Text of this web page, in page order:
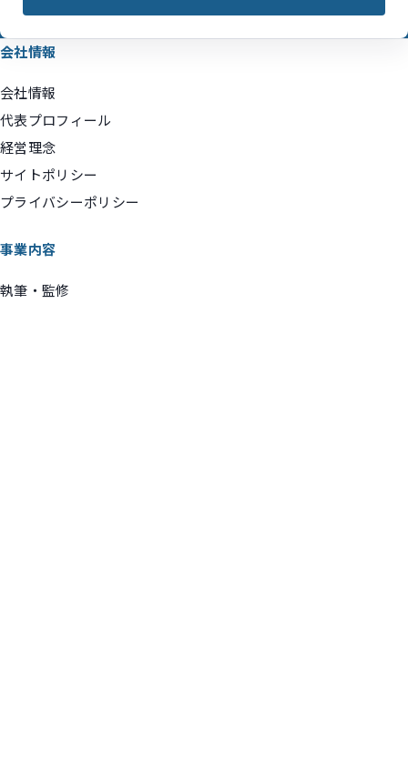
会社情報
会社情報
代表プロフィール
経営理念
サイトポリシー
プライバシーポリシー
事業内容
執筆・監修